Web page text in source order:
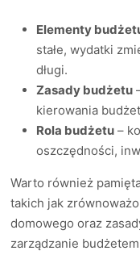
Elementy
stałe, wydatki
długi.
Zasady budżetu
kierowania
Rola budżetu –
oszczędności,
Warto również
takich jak
domowego oraz
zarządzanie